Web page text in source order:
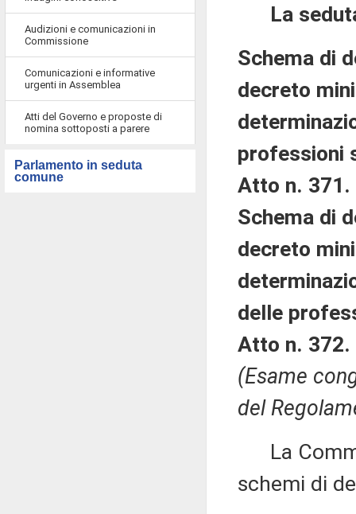
Audizioni e comunicazioni in
Commissione
Comunicazioni e informative
urgenti in Assemblea
Atti del Governo e proposte di
nomina sottoposti a parere
Parlamento in seduta
comune
La
Schema di
decreto
professioni
Atto n. 371.
Schema di
decreto
delle
Atto n. 372.
(Esame
del
La
schemi di